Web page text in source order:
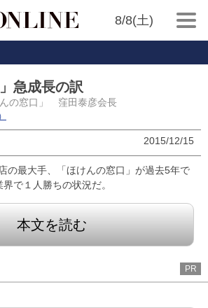
8/8(土)
急成長の訳
の窓口」 窪田泰彦会長
2015/12/15
の最大手、「ほけんの窓口」が過去5年で
で１人勝ちの状況だ。
本文を読む
PR